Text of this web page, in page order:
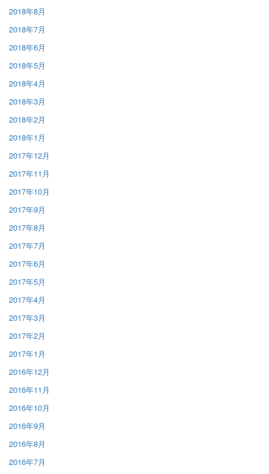
2018年8月
2018年7月
2018年6月
2018年5月
2018年4月
2018年3月
2018年2月
2018年1月
2017年12月
2017年11月
2017年10月
2017年9月
2017年8月
2017年7月
2017年6月
2017年5月
2017年4月
2017年3月
2017年2月
2017年1月
2016年12月
2016年11月
2016年10月
2016年9月
2016年8月
2016年7月